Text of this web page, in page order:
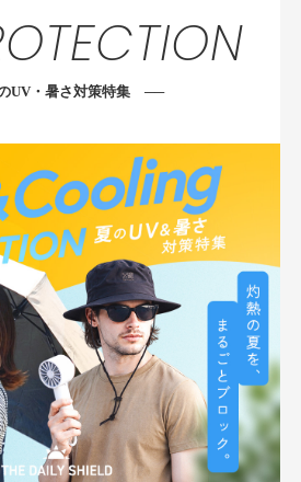
UV・暑さ対策特集 ──